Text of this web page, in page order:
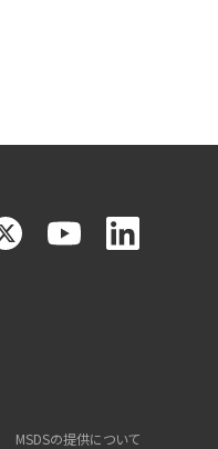
MSDSの提供について